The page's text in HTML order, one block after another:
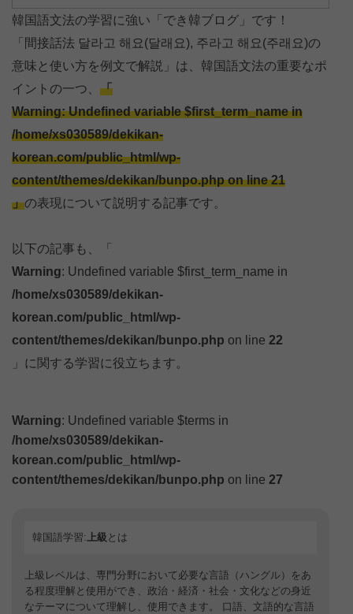
韓国語文法の学習に強い「でき韓ブログ」です！
「間接話法 달라고 해요(달래요), 주라고 해요(주래요)の
意味と使い方を例文で解説」は、韓国語文法の重要なポ
イントの一つ、 「
Warning: Undefined variable $first_term_name in
/home/xs030589/dekikan-
korean.com/public_html/wp-
content/themes/dekikan/bunpo.phpon line21
」の表現について説明する記事です。
以下の記事も、「
Warning: Undefined variable $first_term_name in
/home/xs030589/dekikan-
korean.com/public_html/wp-
content/themes/dekikan/bunpo.php on line 22
」に関する学習に役立ちます。
Warning: Undefined variable $terms in
/home/xs030589/dekikan-
korean.com/public_html/wp-
content/themes/dekikan/bunpo.php on line 27
韓国語学習:上級 とは
上級レベルは、専門分野において必要な言語（ハングル）をあ
る程度理解と使用ができ、政治・経済・社会・文化などの身近
なテーマについて理解し、使用できます。 口語、文語的な言語